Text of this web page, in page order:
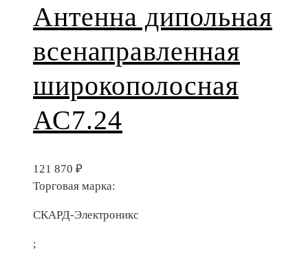
Антенна дипольная
всенаправленная
широкополосная
АС7.24
121 870 ₽
Торговая марка:
СКАРД-Электроникс
;